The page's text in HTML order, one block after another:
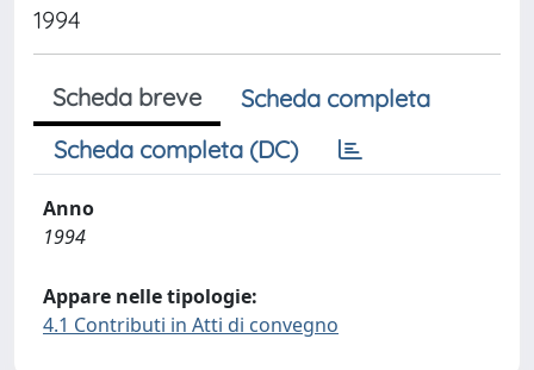
1994
Scheda breve
Scheda completa
Scheda completa (DC)
Anno
1994
Appare nelle tipologie:
4.1 Contributi in Atti di convegno